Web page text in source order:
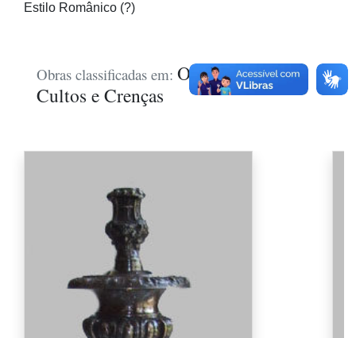
Estilo Românico (?)
Obras classificadas em: Objetos de Ritos,
Cultos e Crenças